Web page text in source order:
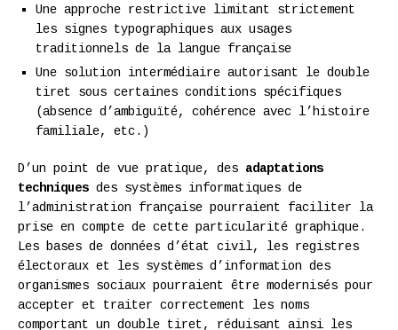
Une approche restrictive limitant strictement
les signes typographiques aux usages
traditionnels de la langue française
Une solution intermédiaire autorisant le double
tiret sous certaines conditions spécifiques
(absence d’ambiguïté, cohérence avec l’histoire
familiale, etc.)
D’un point de vue pratique, des adaptations
techniques des systèmes informatiques de
l’administration française pourraient faciliter la
prise en compte de cette particularité graphique.
Les bases de données d’état civil, les registres
électoraux et les systèmes d’information des
organismes sociaux pourraient être modernisés pour
accepter et traiter correctement les noms
comportant un double tiret, réduisant ainsi les